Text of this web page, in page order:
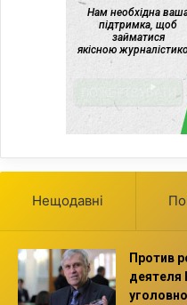
Нещодавні
Против
деятеля